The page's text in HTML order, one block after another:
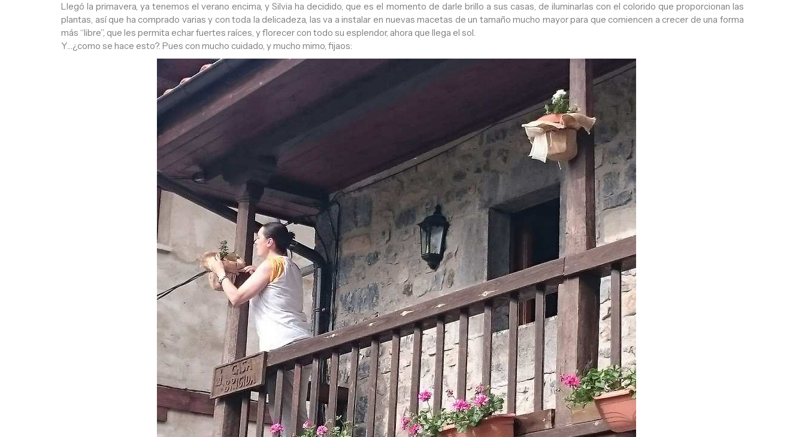
Llegó la primavera, ya tenemos el verano encima, y Silvia ha decidido, que es el momento de darle brillo a sus casas, de iluminarlas con el colorido que proporcionan las
plantas, así que ha comprado varias y con toda la delicadeza, las va a instalar en nuevas macetas de un tamaño mucho mayor para que comiencen a crecer de una forma
más “libre”, que les permita echar fuertes raíces, y florecer con todo su esplendor, ahora que llega el sol.
Y…¿como se hace esto?. Pues con mucho cuidado, y mucho mimo, fijaos: